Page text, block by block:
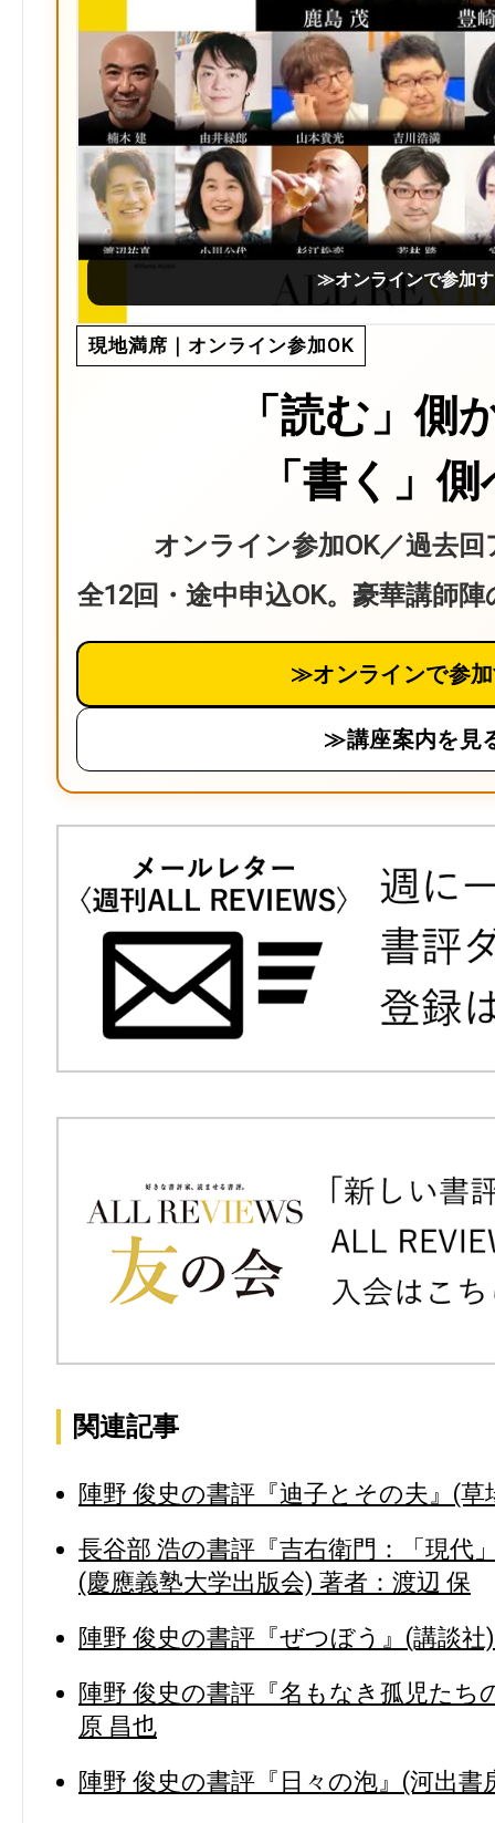
≫オンラインで参加
現地満席｜オンライン参加OK
「読む」側
「書く」
オンライン参加OK／過去
全12回・途中申込OK。豪華講師
≫オンラインで参
≫講座案内を見
関連記事
陣野 俊史の書評『迪子とその夫』(草
長谷部 浩の書評『吉右衛門：「現代
(慶應義塾大学出版会) 著者：渡辺 保
陣野 俊史の書評『ぜつぼう』(講談社
陣野 俊史の書評『名もなき孤児たち
原 昌也
陣野 俊史の書評『日々の泡』(河出書